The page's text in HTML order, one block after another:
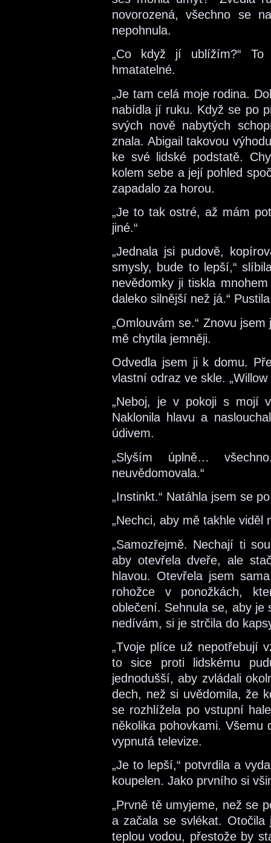
novorozená, všechno se
nepohnula.
„Co když jí ublížím?“
hmatatelné.
„Je tam celá moje rodina.
nabídla jí ruku. Když se po
svých nově nabytých
znala. Abigail takovou
ke své lidské podstatě.
kolem sebe a její pohled
zapadalo za horou.
„Je to tak ostré, až mám
jiné.“
„Jednala jsi pudově,
smysly, bude to lepší,“
nevědomky ji tiskla
daleko silnější než já.“
„Omlouvám se.“ Znovu
mě chytila jemněji.
Odvedla jsem ji k domu.
vlastní odraz ve skle.
„Neboj, je v pokoji s mojí
Naklonila hlavu a
údivem.
„Slyším úplně…
neuvědomovala.“
„Instinkt.“ Natáhla jsem se
„Nechci, aby mě takhle viděl
„Samozřejmě. Nechají ti
aby otevřela dveře, ale
hlavou. Otevřela jsem
rohožce v ponožkách,
oblečení. Sehnula se, aby je
nedívám, si je strčila do
„Tvoje plíce už nepotřebují
to sice proti lidskému
jednodušší, aby zvládali
dech, než si uvědomila, že
se rozhlížela po vstupní
několika pohovkami.
vypnutá televize.
„Je to lepší,“ potvrdila a
koupelen. Jako prvního si
„Prvně tě umyjeme, než se
a začala se svlékat.
teplou vodou, přestože by